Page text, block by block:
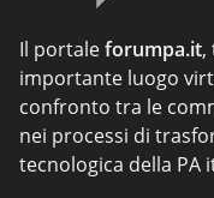
Il portaleforumpa.it,
importante luogo
confronto tra le
nei processi di
tecnologica della PA